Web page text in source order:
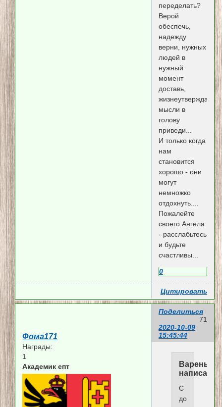
переделать?
Верой
обеспечь,
надежду
верни, нужных
людей в
нужный
момент
доставь,
мысли в
голову
приведи...
И только когда
нам
становится
хорошо - они
могут
немножко
отдохнуть....
Пожалейте
своего Ангела
- расслабьтесь
и будьте
счастливы...
0
Цитировать
Поделиться
71
2020-10-09
15:45:44
Фома171
Награды:
1
Академик епт
Варенька
С
добрым